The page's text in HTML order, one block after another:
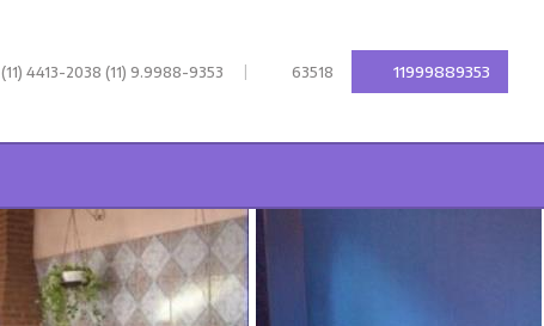
(11) 4413-2038 (11) 9.9988-9353 | 63518 11999889353